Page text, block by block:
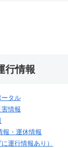
行情報
ータル
情報
報・運休情報
運行情報あり）